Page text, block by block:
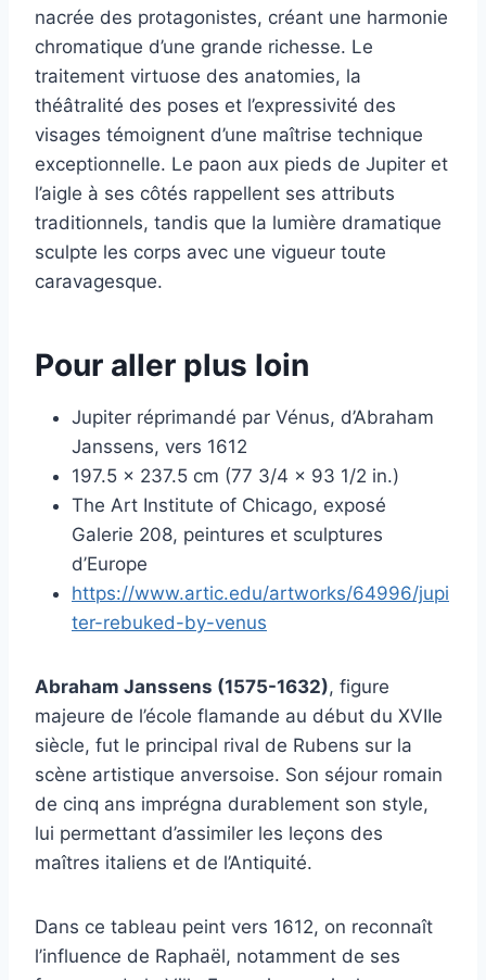
nacrée des protagonistes, créant une harmonie
chromatique d’une grande richesse. Le
traitement virtuose des anatomies, la
théâtralité des poses et l’expressivité des
visages témoignent d’une maîtrise technique
exceptionnelle. Le paon aux pieds de Jupiter et
l’aigle à ses côtés rappellent ses attributs
traditionnels, tandis que la lumière dramatique
sculpte les corps avec une vigueur toute
caravagesque.
Pour aller plus loin
Jupiter réprimandé par Vénus, d’Abraham
Janssens, vers 1612
197.5 x 237.5 cm (77 3/4 x 93 1/2 in.)
The Art Institute of Chicago, exposé
Galerie 208, peintures et sculptures
d’Europe
https://www.artic.edu/artworks/64996/jupi
ter-rebuked-by-venus
Abraham Janssens (1575-1632), figure
majeure de l’école flamande au début du XVIIe
siècle, fut le principal rival de Rubens sur la
scène artistique anversoise. Son séjour romain
de cinq ans imprégna durablement son style,
lui permettant d’assimiler les leçons des
maîtres italiens et de l’Antiquité.
Dans ce tableau peint vers 1612, on reconnaît
l’influence de Raphaël, notamment de ses